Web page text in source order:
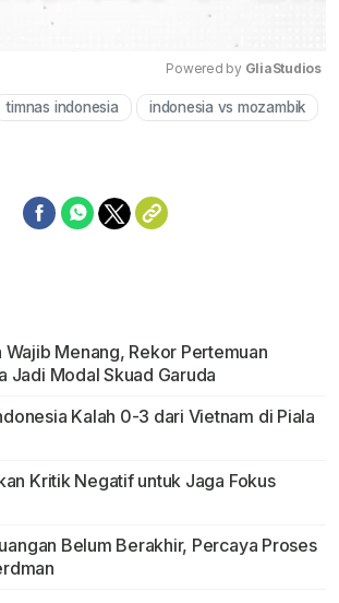
Mute
Powered by GliaStudios
timnas indonesia indonesia vs mozambik
Wajib Menang, Rekor Pertemuan
Jadi Modal Skuad Garuda
Kalah 0-3 dari Vietnam di Piala
Kritik Negatif untuk Jaga Fokus
Belum Berakhir, Percaya Proses